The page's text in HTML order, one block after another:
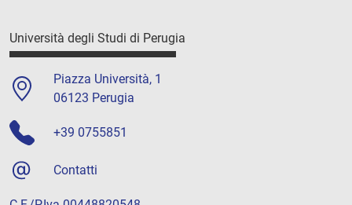
Università degli Studi di Perugia
Piazza Università, 1
06123 Perugia
+39 0755851
Contatti